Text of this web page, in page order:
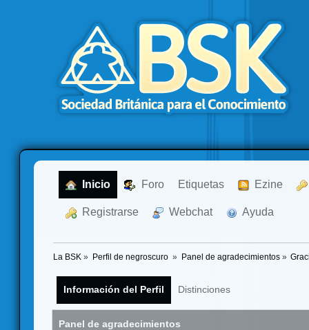
Inicio Foro Etiquetas Ezine
Registrarse Webchat Ayuda
La BSK » Perfil de negroscuro » Panel de agradecimientos»
Información del Perfil Distinciones
Panel de agradecimientos